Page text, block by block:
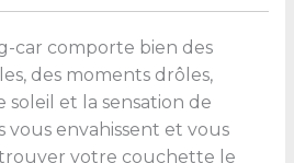
car comporte bien des
des moments drôles,
soleil et la sensation de
vous envahissent et vous
votre couchette le